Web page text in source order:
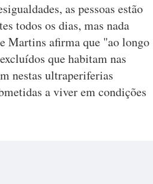
as pessoas estão
todos os dias, mas nada
Martins afirma que "ao longo
que habitam nas
nestas ultraperiferias
a viver em condições